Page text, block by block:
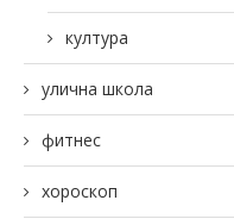
култура
улична школа
фитнес
хороскоп